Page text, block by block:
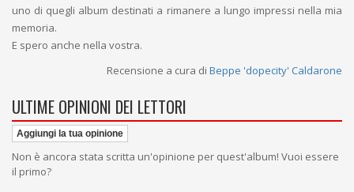
uno di quegli album destinati a rimanere a lungo impressi nella mia
memoria.
E spero anche nella vostra.
Recensione a cura di Beppe 'dopecity' Caldarone
ULTIME OPINIONI DEI LETTORI
Aggiungi la tua opinione
Non è ancora stata scritta un'opinione per quest'album! Vuoi essere
il primo?